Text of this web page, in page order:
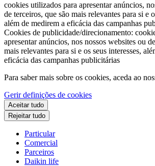
cookies utilizados para apresentar anúncios,
de terceiros, que são mais relevantes para si e
além de medirem a eficácia das campanhas
Cookies de publicidade/direcionamento:
apresentar anúncios, nos nossos websites ou
mais relevantes para si e os seus interesses,
eficácia das campanhas publicitárias
Para saber mais sobre os cookies, aceda ao
Gerir definições de cookies
Aceitar tudo
Rejeitar tudo
Particular
Comercial
Parceiros
Daikin life